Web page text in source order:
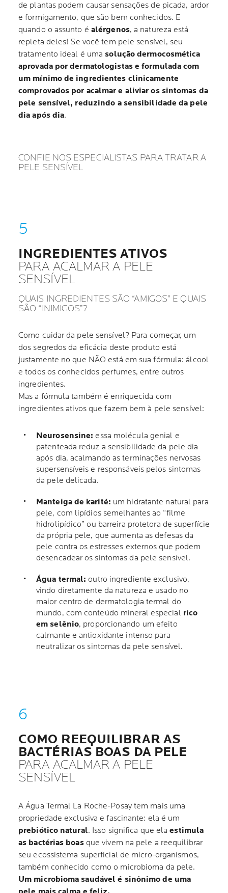
de plantas podem causar sensações de picada, ardor
e formigamento, que são bem conhecidos. E
quando o assunto é alérgenos, a natureza está
repleta deles! Se você tem pele sensível, seu
tratamento ideal é umasolução dermocosmética
aprovada por dermatologistas e formulada com
um mínimo de ingredientes clinicamente
comprovados por acalmar e aliviar os sintomas da
pele sensível, reduzindo a sensibilidade da pele
dia após dia.
CONFIE NOS ESPECIALISTAS PARA TRATAR A
PELE SENSÍVEL
INGREDIENTES ATIVOS
PARA ACALMAR A PELE
SENSÍVEL
QUAIS INGREDIENTES SÃO “AMIGOS” E QUAIS
SÃO “INIMIGOS”?
Como cuidar da pele sensível? Para começar, um
dos segredos da eficácia deste produto está
justamente no que NÃO está em sua fórmula: álcool
e todos os conhecidos perfumes, entre outros
ingredientes.
Mas a fórmula também é enriquecida com
ingredientes ativos que fazem bem à pele sensível:
Neurosensine: essa molécula genial e
patenteada reduz a sensibilidade da pele dia
após dia, acalmando as terminações nervosas
supersensíveis e responsáveis pelos sintomas
da pele delicada.
Manteiga de karité: um hidratante natural para
pele, com lipídios semelhantes ao “filme
hidrolipídico” ou barreira protetora de superfície
da própria pele, que aumenta as defesas da
pele contra os estresses externos que podem
desencadear os sintomas da pele sensível.
Água termal: outro ingrediente exclusivo,
vindo diretamente da natureza e usado no
maior centro de dermatologia termal do
mundo, com conteúdo mineral especial rico
em selênio, proporcionando um efeito
calmante e antioxidante intenso para
neutralizar os sintomas da pele sensível.
COMO REEQUILIBRAR AS
BACTÉRIAS BOAS DA PELE
PARA ACALMAR A PELE
SENSÍVEL
A Água Termal La Roche-Posay tem mais uma
propriedade exclusiva e fascinante: ela é um
prebiótico natural. Isso significa que elaestimula
as bactérias boasque vivem na pele a reequilibrar
seu ecossistema superficial de micro-organismos,
também conhecido como o microbioma da pele.
Um microbioma saudável é sinônimo de uma